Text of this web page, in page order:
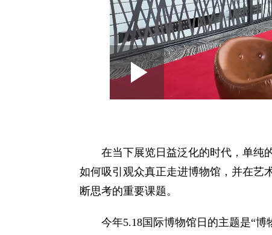
Play
Loaded
在当下展览日益泛化的时代，单纯
如何吸引观众真正走进博物馆，并在艺
断思考的重要课题。
今年5.18国际博物馆日的主题是“